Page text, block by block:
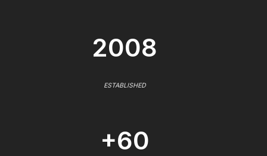
2008
ESTABLISHED
+60